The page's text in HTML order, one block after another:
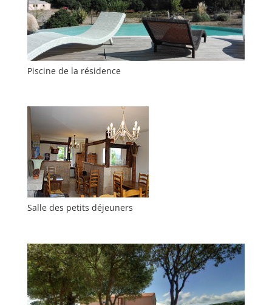
Piscine de la résidence
Salle des petits déjeuners